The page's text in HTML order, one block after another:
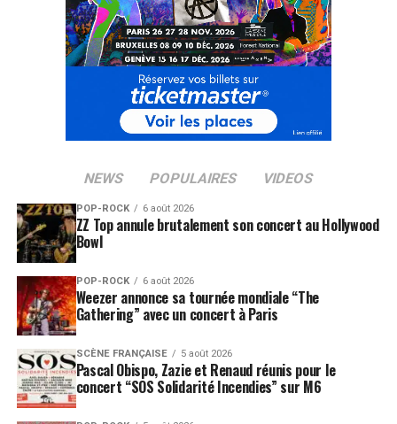
NEWS POPULAIRES VIDEOS
POP-ROCK 6 août 2026
ZZ Top annule brutalement son concert au Hollywood
Bowl
POP-ROCK 6 août 2026
Weezer annonce sa tournée mondiale “The
Gathering” avec un concert à Paris
SCÈNE FRANÇAISE 5 août 2026
Pascal Obispo, Zazie et Renaud réunis pour le
concert “SOS Solidarité Incendies” sur M6